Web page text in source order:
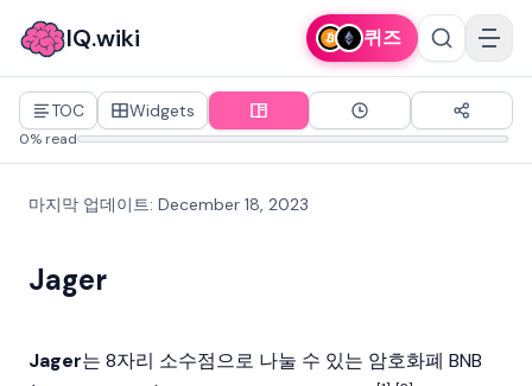
IQ.wiki 퀴즈
TOC Widgets
0% read
마지막 업데이트: December 18, 2023
Jager
Jager는 8자리 소수점으로 나눌 수 있는 암호화폐 BNB